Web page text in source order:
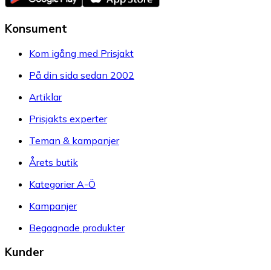
Konsument
Kom igång med Prisjakt
På din sida sedan 2002
Artiklar
Prisjakts experter
Teman & kampanjer
Årets butik
Kategorier A-Ö
Kampanjer
Begagnade produkter
Kunder